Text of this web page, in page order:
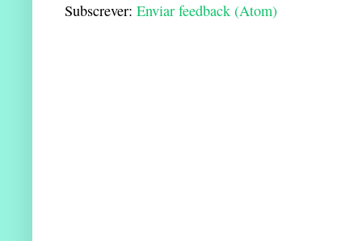
Subscrever: Enviar feedback (Atom)